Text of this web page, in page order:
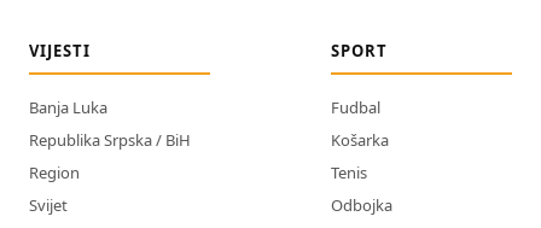
VIJESTI
Banja Luka
Republika Srpska / BiH
Region
Svijet
SPORT
Fudbal
Košarka
Tenis
Odbojka